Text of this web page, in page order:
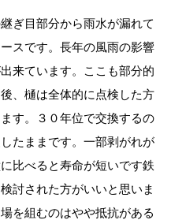
ぎ目部分から雨水が漏れて
スです。長年の風雨の影響
来ています。ここも部分的
、樋は全体的に点検した方
す。３０年位で交換するの
たままです。一部剥がれが
比べると寿命が短いです鉄
討された方がいいと思いま
を組むのはやや抵抗がある